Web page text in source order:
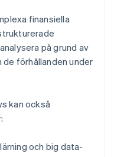
finansiella
på grund av
förhållanden under
kan också
och big data-